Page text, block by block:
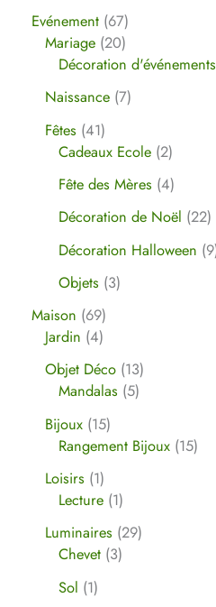
Evénement 67
Mariage 20
Décoration d'événements
Naissance 7
Fêtes 41
Cadeaux Ecole 2
Fête des Mères 4
Décoration de Noël 22
Décoration Halloween 9
Objets 3
Maison 69
Jardin 4
Objet Déco 13
Mandalas 5
Bijoux 15
Rangement Bijoux 15
Loisirs 1
Lecture 1
Luminaires 29
Chevet 3
Sol 1